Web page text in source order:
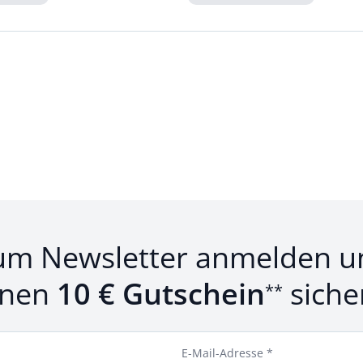
Newsletter anmelden
10 € Gutschein**
E-Mail-Adresse *